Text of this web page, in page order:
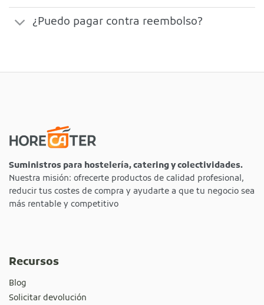
¿Puedo pagar contra reembolso?
Suministros para hostelería, catering y colectividades.
Nuestra misión: ofrecerte productos de calidad profesional,
reducir tus costes de compra y ayudarte a que tu negocio sea
más rentable y competitivo
Recursos
Blog
Solicitar devolución